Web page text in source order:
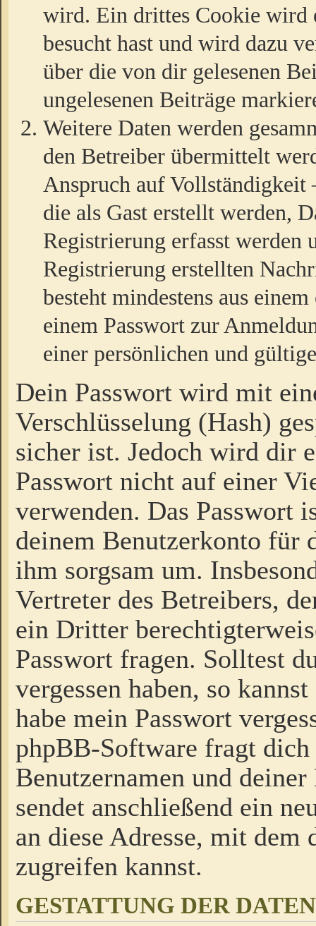
wird. Ein drittes Cookie wird
besucht hast und wird dazu
über die von dir gelesenen
ungelesenen Beiträge
Weitere Daten werden
den Betreiber übermittelt
Anspruch auf
die als Gast erstellt werden,
Registrierung erfasst werden
Registrierung erstellten
besteht mindestens aus
einem Passwort zur
einer persönlichen und
Dein Passwort wird mit
Verschlüsselung (Hash)
sicher ist. Jedoch wird dir
Passwort nicht auf einer
verwenden. Das Passwort
deinem Benutzerkonto für
ihm sorgsam um.
Vertreter des Betreibers,
ein Dritter
Passwort fragen. Solltest
vergessen haben, so
habe mein Passwort
phpBB-Software fragt dich
Benutzernamen und
sendet anschließend ein
an diese Adresse, mit dem
zugreifen kannst.
GESTATTUNG DER